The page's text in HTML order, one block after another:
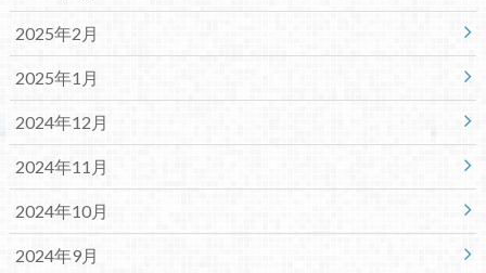
2025年2月
2025年1月
2024年12月
2024年11月
2024年10月
2024年9月